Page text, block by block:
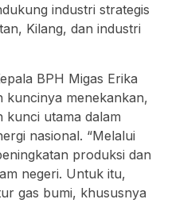
industri strategis
Kilang, dan industri
BPH Migas Erika
kuncinya menekankan,
kunci utama dalam
nasional. “Melalui
produksi dan
negeri. Untuk itu,
gas bumi, khususnya